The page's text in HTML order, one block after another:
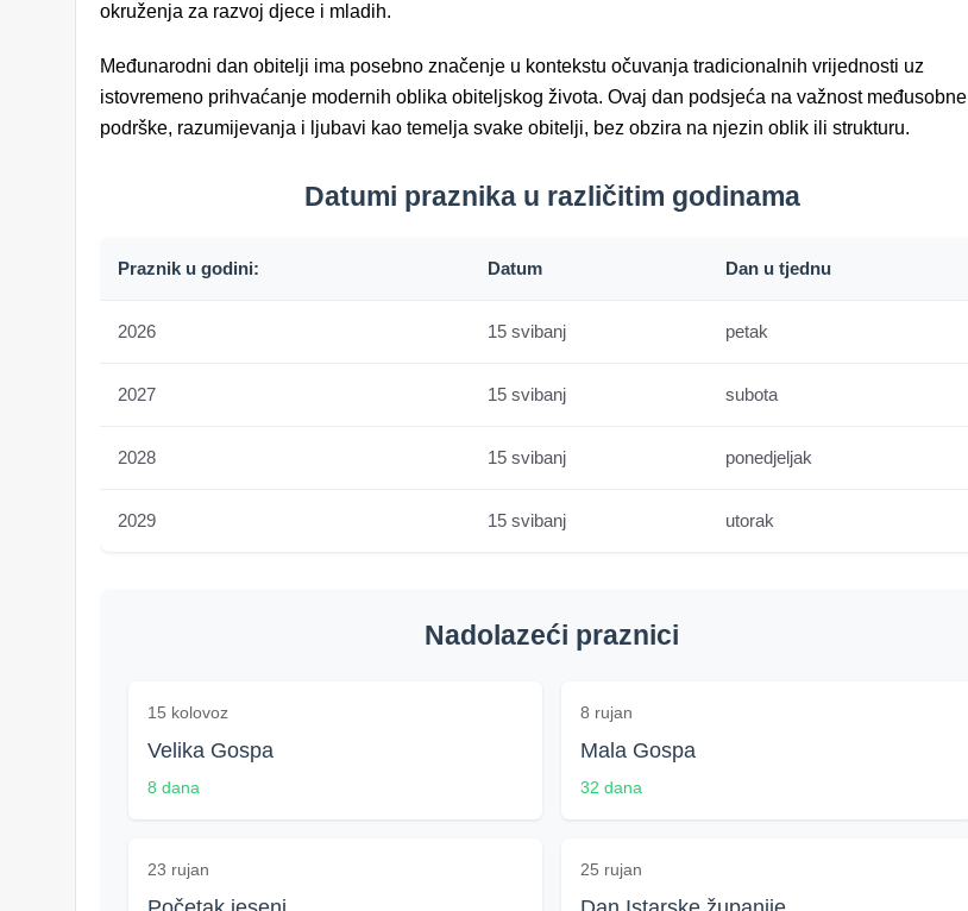
okruženja za razvoj djece i mladih.
Međunarodni dan obitelji ima posebno značenje u kontekstu očuvanja tradicionalnih vrijednosti uz
istovremeno prihvaćanje modernih oblika obiteljskog života. Ovaj dan podsjeća na važnost međusobne
podrške, razumijevanja i ljubavi kao temelja svake obitelji, bez obzira na njezin oblik ili strukturu.
Datumi praznika u različitim godinama
Praznik u godini: Datum Dan u tjednu
2026 15 svibanj petak
2027 15 svibanj subota
2028 15 svibanj ponedjeljak
2029 15 svibanj utorak
Nadolazeći praznici
15 kolovoz
Velika Gospa
8 dana
8 rujan
Mala Gospa
32 dana
23 rujan 25 rujan